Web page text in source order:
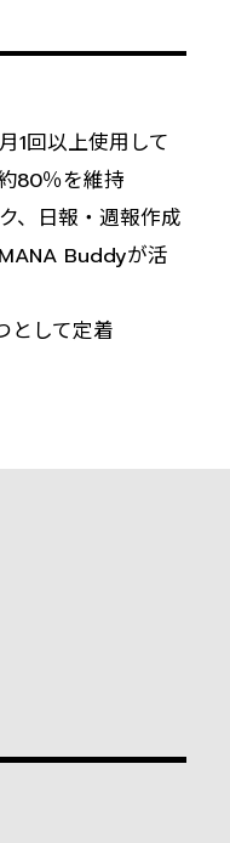
1回以上使用して
80％を維持
、日報・週報作成
Buddyが活
として定着